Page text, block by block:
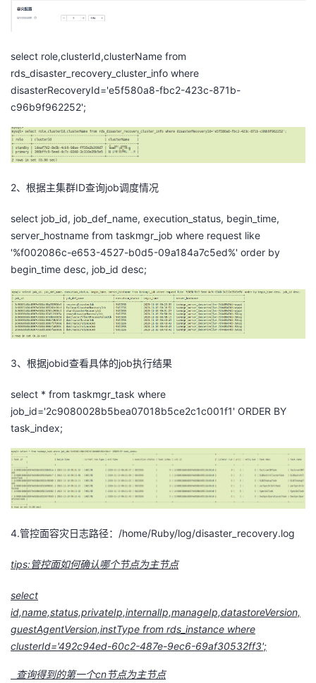
select role,clusterId,clusterName from
rds_disaster_recovery_cluster_info where
disasterRecoveryId='e5f580a8-fbc2-423c-871b-
c96b9f962252';
2、根据主集群ID查询job调度情况
select job_id, job_def_name, execution_status, begin_time,
server_hostname from taskmgr_job where request like
'%f002086c-e653-4527-b0d5-09a184a7c5ed%' order by
begin_time desc, job_id desc;
3、根据jobid查看具体的job执行结果
select * from taskmgr_task where
job_id='2c9080028b5bea07018b5ce2c1c001f1' ORDER BY
task_index;
4.管控面容灾日志路径：/home/Ruby/log/disaster_recovery.log
tips:管控面如何确认哪个节点为主节点
select
id,name,status,privateIp,internalIp,manageIp,datastoreVersion,
guestAgentVersion,instType from rds_instance where
clusterId='492c94ed-60c2-487e-9ec6-69af30532ff3';
查询得到的第一个cn节点为主节点